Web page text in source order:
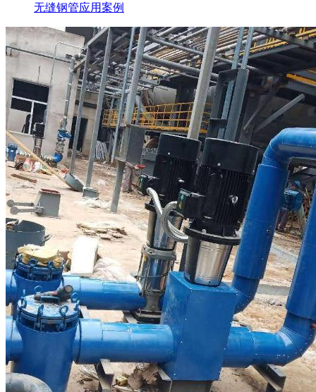
无缝钢管应用案例